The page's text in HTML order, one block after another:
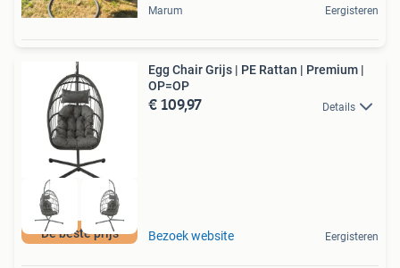
Marum Eergisteren
De beste prijs
Egg Chair Grijs | PE Rattan | Premium |
OP=OP
€ 109,97 Details
Bezoek website Eergisteren